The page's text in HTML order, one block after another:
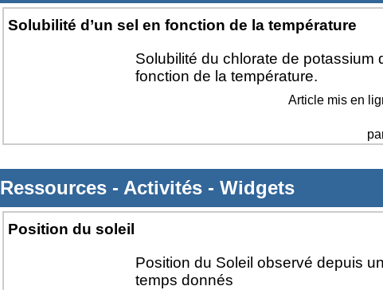
Solubilité d’un sel en fonction de la température
Solubilité du chlorate de potassium
fonction de la température.
Article mis en
Ressources - Activités - Widgets
Position du soleil
Position du Soleil observé depuis
temps donnés